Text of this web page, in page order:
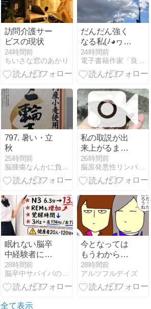
訪問介護サー
ビスの現状
24時間前
ちいさな窓のあかり
だんだん強く
なる私(ﾉ◕ヮ◕)
ﾉ*.✧
24時間前
電子書籍作家「良歌の宮」は障がい者！
797. 暑い・立
秋
25時間前
脳腫瘍なんかに負けない、マッキーの後遺症とともに生きる今
私の取説が出
来上がるまで
～強烈なシン
クロ～
26時間前
脳原発悪性リンパ腫の旦那の闘病・看病記録
眠れない脳卒
中経験者に朗
報？ 3ヘルツ
のバイノウラ
ルビートで深
28時間前
脳卒中サバイバのゼンデラ II
今となっては
もうわからな
い…
28時間前
アルツフルデイズ
全て表示